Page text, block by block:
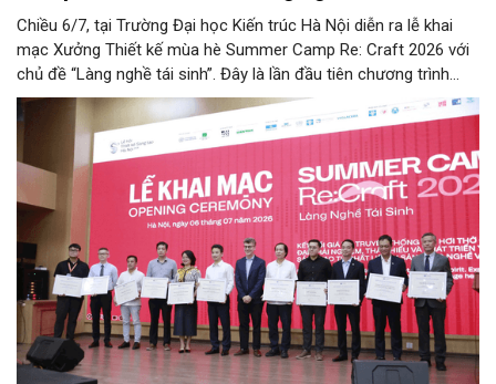
Chiều 6/7, tại Trường Đại học Kiến trúc Hà Nội diễn ra lễ khai
mạc Xưởng Thiết kế mùa hè Summer Camp Re: Craft 2026 với
chủ đề “Làng nghề tái sinh”. Đây là lần đầu tiên chương trình
được tổ chức tại khu vực phía Bắc, tiếp nối thành công của bốn
mùa tổ chức trước đó (2022 - 2025) tại khu vực phía Nam.